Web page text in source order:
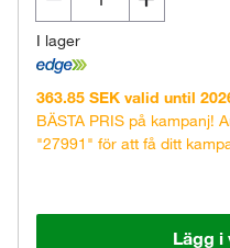
I lager
363.85 SEK valid until
BÄSTA PRIS på kampanj!
"27991" för att få ditt
Lägg i